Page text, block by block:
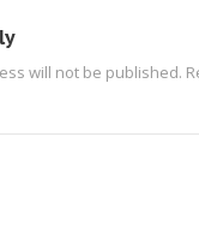
will not be published.